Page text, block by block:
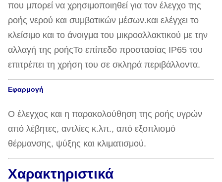
που μπορεί να χρησιμοποιηθεί για τον έλεγχο της
ροής νερού και συμβατικών μέσων.και ελέγχει το
κλείσιμο και το άνοιγμα του μικροαλλακτικού με την
αλλαγή της ροήςΤο επίπεδο προστασίας IP65 του
επιτρέπει τη χρήση του σε σκληρά περιβάλλοντα.
Εφαρμογή
Ο έλεγχος και η παρακολούθηση της ροής υγρών
από λέβητες, αντλίες κ.λπ., από εξοπλισμό
θέρμανσης, ψύξης και κλιματισμού.
Χαρακτηριστικά